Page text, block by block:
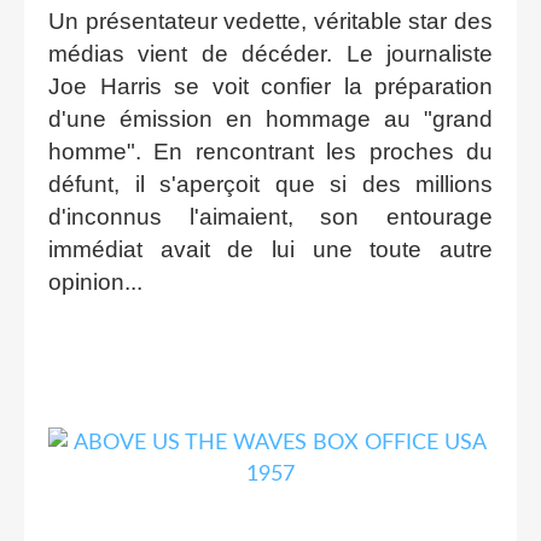
Un présentateur vedette, véritable star des
médias vient de décéder. Le journaliste
Joe Harris se voit confier la préparation
d'une émission en hommage au "grand
homme". En rencontrant les proches du
défunt, il s'aperçoit que si des millions
d'inconnus l'aimaient, son entourage
immédiat avait de lui une toute autre
opinion...